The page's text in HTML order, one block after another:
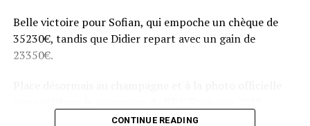
Belle victoire pour Sofian, qui empoche un chèque de
35230€, tandis que Didier repart avec un gain de
23350€.
CONTINUE READING